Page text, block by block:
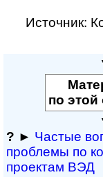
Источник:
по этой
? ► Частые
проблемы по
проектам ВЭД